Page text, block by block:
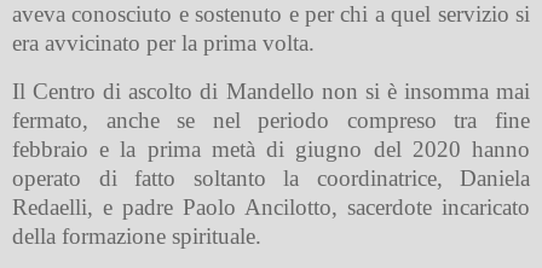
aveva conosciuto e sostenuto e per chi a quel servizio si
era avvicinato per la prima volta.
Il Centro di ascolto di Mandello non si è insomma mai
fermato, anche se nel periodo compreso tra fine
febbraio e la prima metà di giugno del 2020 hanno
operato di fatto soltanto la coordinatrice, Daniela
Redaelli, e padre Paolo Ancilotto, sacerdote incaricato
della formazione spirituale.